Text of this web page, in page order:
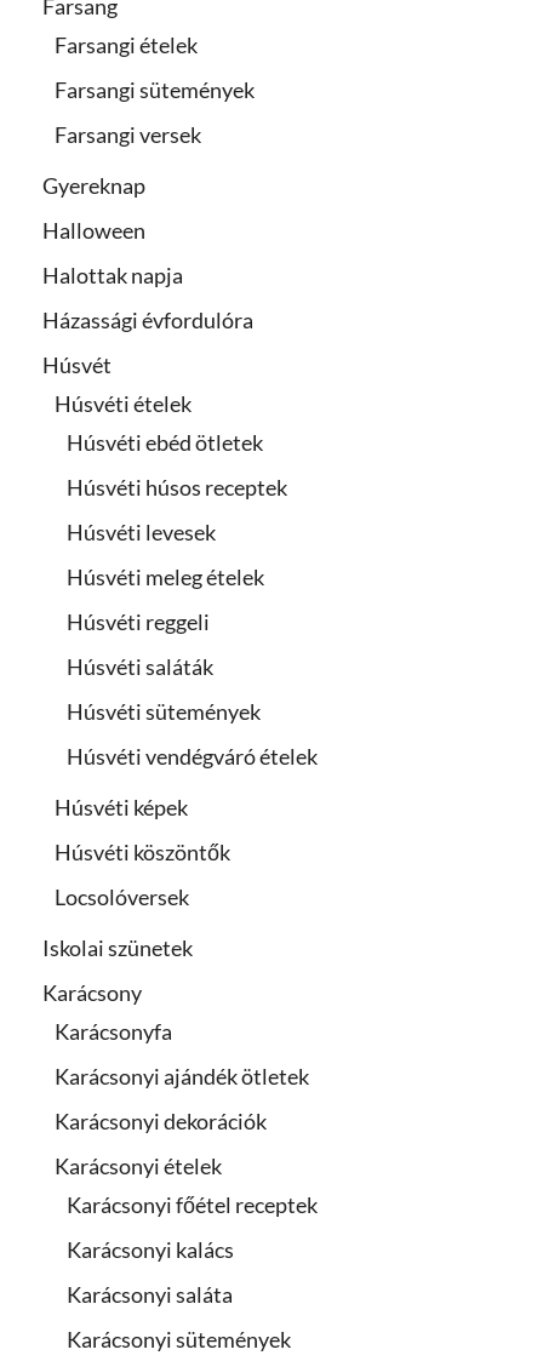
Farsang
Farsangi ételek
Farsangi sütemények
Farsangi versek
Gyereknap
Halloween
Halottak napja
Házassági évfordulóra
Húsvét
Húsvéti ételek
Húsvéti ebéd ötletek
Húsvéti húsos receptek
Húsvéti levesek
Húsvéti meleg ételek
Húsvéti reggeli
Húsvéti saláták
Húsvéti sütemények
Húsvéti vendégváró ételek
Húsvéti képek
Húsvéti köszöntők
Locsolóversek
Iskolai szünetek
Karácsony
Karácsonyfa
Karácsonyi ajándék ötletek
Karácsonyi dekorációk
Karácsonyi ételek
Karácsonyi főétel receptek
Karácsonyi kalács
Karácsonyi saláta
Karácsonyi sütemények